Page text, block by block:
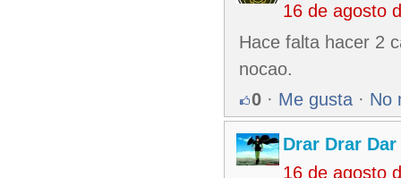
16 de agosto
Hace falta hacer 2
nocao.
0 · Me gusta · No
Drar Drar Dar
16 de agosto